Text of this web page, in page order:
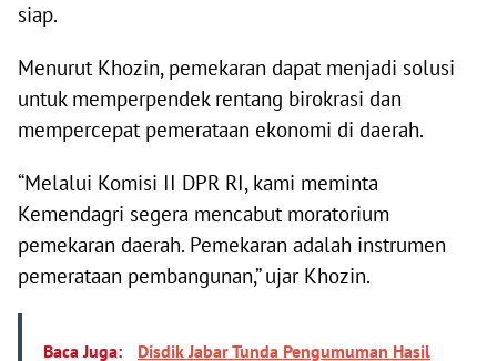
siap.
Menurut Khozin, pemekaran dapat menjadi solusi
untuk memperpendek rentang birokrasi dan
mempercepat pemerataan ekonomi di daerah.
“Melalui Komisi II DPR RI, kami meminta
Kemendagri segera mencabut moratorium
pemekaran daerah. Pemekaran adalah instrumen
pemerataan pembangunan,” ujar Khozin.
Baca Juga: Disdik Jabar Tunda Pengumuman Hasil